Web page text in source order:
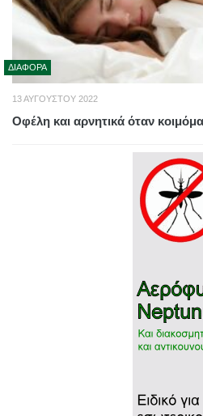
ΔΙΆΦΟΡΑ
13 ΑΥΓΟΎΣΤΟΥ 2022
Οφέλη και αρνητικά όταν